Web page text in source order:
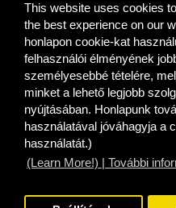
This website uses cookies
the best experience on our
honlapon cookie-kat
felhasználói élményének
személyesebbé tételére,
minket a lehető legjobb
nyújtásában. Honlapunk
használatával jóváhagyja a
használatát.)
(Learn More!) | További